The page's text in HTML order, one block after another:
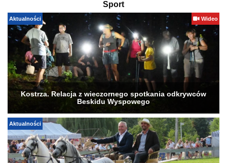
Sport
Aktualności Wideo
Kostrza. Relacja z wieczornego spotkania odkrywców
Beskidu Wyspowego
Aktualności